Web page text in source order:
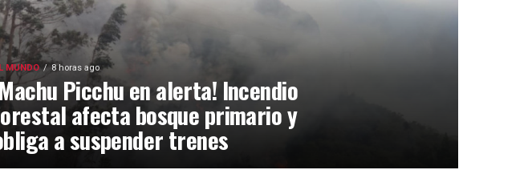
MUNDO 8 horas ago
Picchu en alerta! Incendio
afecta bosque primario y
a suspender trenes